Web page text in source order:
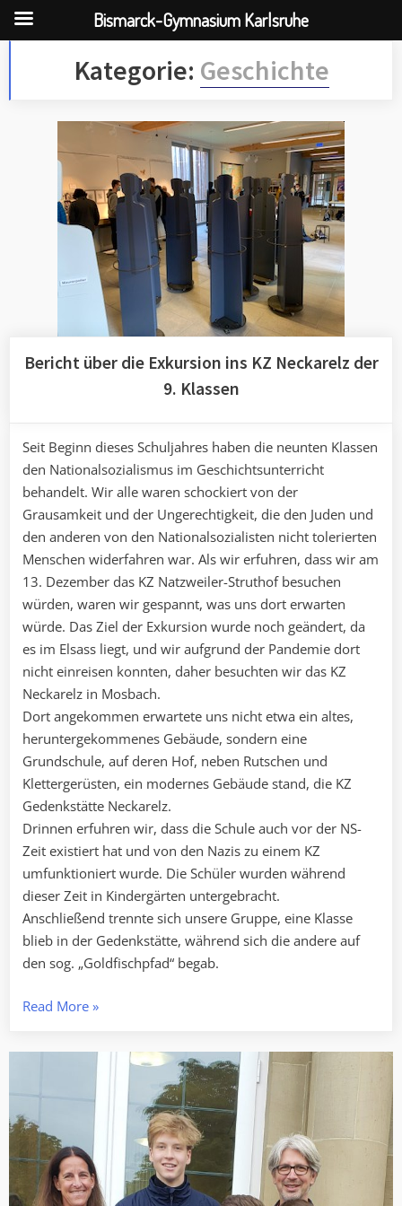
content
Kategorie: Geschichte
Bericht über die Exkursion ins KZ Neckarelz der
9. Klassen
Seit Beginn dieses Schuljahres haben die neunten Klassen
den Nationalsozialismus im Geschichtsunterricht
behandelt. Wir alle waren schockiert von der
Grausamkeit und der Ungerechtigkeit, die den Juden und
den anderen von den Nationalsozialisten nicht tolerierten
Menschen widerfahren war. Als wir erfuhren, dass wir am
13. Dezember das KZ Natzweiler-Struthof besuchen
würden, waren wir gespannt, was uns dort erwarten
würde. Das Ziel der Exkursion wurde noch geändert, da
es im Elsass liegt, und wir aufgrund der Pandemie dort
nicht einreisen konnten, daher besuchten wir das KZ
Neckarelz in Mosbach.
Dort angekommen erwartete uns nicht etwa ein altes,
heruntergekommenes Gebäude, sondern eine
Grundschule, auf deren Hof, neben Rutschen und
Klettergerüsten, ein modernes Gebäude stand, die KZ
Gedenkstätte Neckarelz.
Drinnen erfuhren wir, dass die Schule auch vor der NS-
Zeit existiert hat und von den Nazis zu einem KZ
umfunktioniert wurde. Die Schüler wurden während
dieser Zeit in Kindergärten untergebracht.
Anschließend trennte sich unsere Gruppe, eine Klasse
blieb in der Gedenkstätte, während sich die andere auf
den sog. „Goldfischpfad“ begab.
Read More„Bericht
die
Exkursion
KZ
Neckarelz
der
9.
»
Bismarck-Gymnasium Karlsruhe